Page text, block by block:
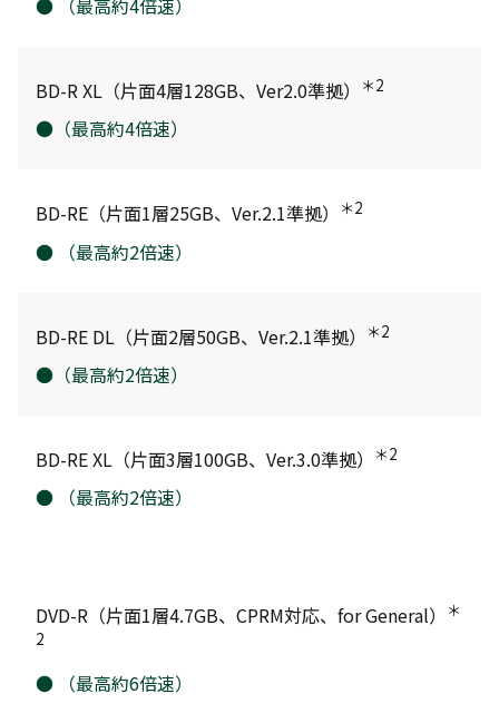
● （最高約4倍速）
BD-R XL（片面4層128GB、Ver2.0準拠） ＊2
●（最高約4倍速）
BD-RE（片面1層25GB、Ver.2.1準拠） ＊2
● （最高約2倍速）
BD-RE DL（片面2層50GB、Ver.2.1準拠） ＊2
●（最高約2倍速）
BD-RE XL（片面3層100GB、Ver.3.0準拠） ＊2
● （最高約2倍速）
DVD-R（片面1層4.7GB、CPRM対応、for General）
＊
2
● （最高約6倍速）